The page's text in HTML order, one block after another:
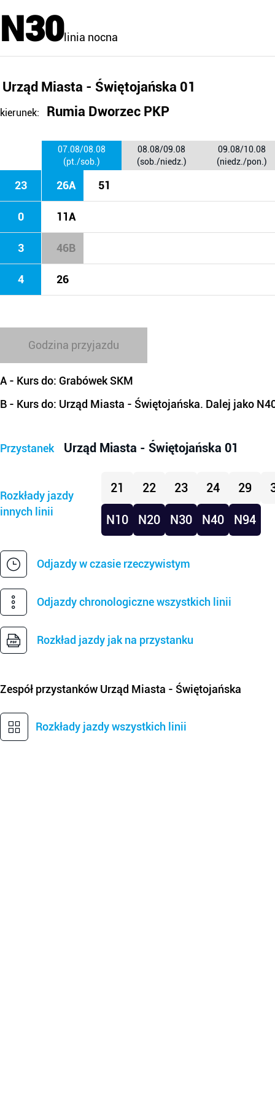
N30linia nocna
Urząd Miasta - Świętojańska 01
kierunek: Rumia Dworzec PKP
07.08/08.08
(pt./sob.)
08.08/09.08
(sob./niedz.)
09.08/10.08
(niedz./pon.)
23 26A 51
0 11A
3 46B
4 26
Godzina przyjazdu
A - Kurs do: Grabówek SKM
B - Kurs do: Urząd Miasta - Świętojańska. Dalej jako
Przystanek Urząd Miasta - Świętojańska 01
Rozkłady jazdy
innych linii
21 22 23 24 29
N10 N20 N30 N40 N94
Odjazdy w czasie rzeczywistym
Odjazdy chronologiczne wszystkich linii
Rozkład jazdy jak na przystanku
Zespół przystanków Urząd Miasta - Świętojańska
Rozkłady jazdy wszystkich linii